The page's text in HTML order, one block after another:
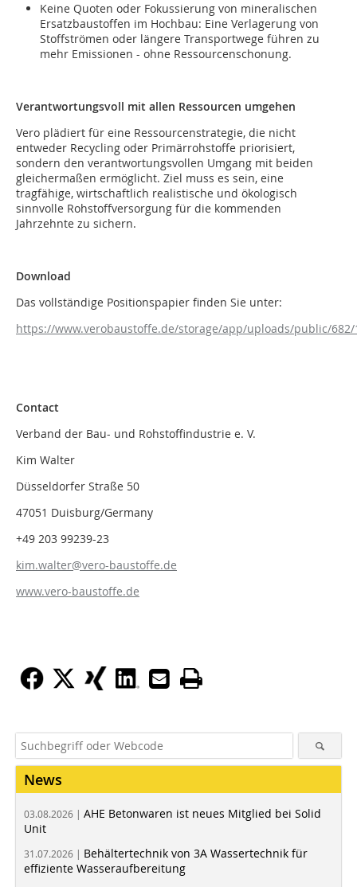
Keine Quoten oder Fokussierung von mineralischen
Ersatzbaustoffen im Hochbau: Eine Verlagerung von
Stoffströmen oder längere Transportwege führen zu
mehr Emissionen - ohne Ressourcenschonung.
Verantwortungsvoll mit allen Ressourcen umgehen
Vero plädiert für eine Ressourcenstrategie, die nicht
entweder Recycling oder Primärrohstoffe priorisiert,
sondern den verantwortungsvollen Umgang mit beiden
gleichermaßen ermöglicht. Ziel muss es sein, eine
tragfähige, wirtschaftlich realistische und ökologisch
sinnvolle Rohstoffversorgung für die kommenden
Jahrzehnte zu sichern.
Download
Das vollständige Positionspapier finden Sie unter:
https://www.verobaustoffe.de/storage/app/uploads/public/682/
Contact
Verband der Bau- und Rohstoffindustrie e. V.
Kim Walter
Düsseldorfer Straße 50
47051 Duisburg/Germany
+49 203 99239-23
kim.walter@vero-baustoffe.de
www.vero-baustoffe.de
News
03.08.2026 | AHE Betonwaren ist neues Mitglied bei Solid
Unit
31.07.2026 | Behältertechnik von 3A Wassertechnik für
effiziente Wasseraufbereitung